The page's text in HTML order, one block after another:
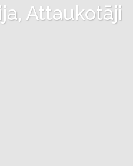
Attaukotāji